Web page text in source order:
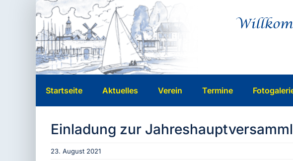
Startseite Aktuelles Verein Termine
Einladung zur
23. August 2021